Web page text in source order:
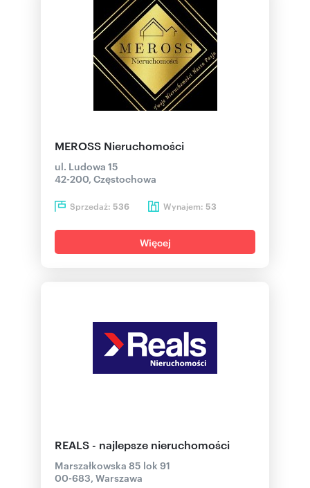
MEROSS Nieruchomości
ul. Ludowa 15
42-200, Częstochowa
Sprzedaż: 536 Wynajem: 53
Więcej
REALS - najlepsze nieruchomości
Marszałkowska 85 lok 91
00-683, Warszawa